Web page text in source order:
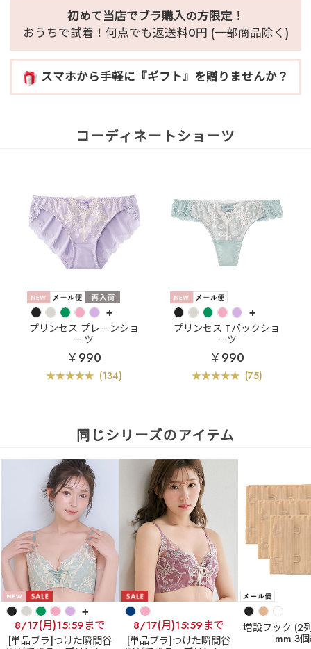
初めて当店でブラ購入の方限定！
おうちで試着！何点でも返送料0円 (一部商品除く)
スマホから手軽に『ギフト』を贈りませんか？
コーディネートショーツ
+
プリンセス プレーンショ
ーツ
￥990
(134)
+
プリンセス Tバックショ
ーツ
￥990
(75)
同じシリーズのアイテム
+
8/17(月)15:59まで
[単品ブラ]つけた瞬間谷
8/17(月)15:59まで
[単品ブラ]つけた瞬間谷
増設フック (2
mm 3